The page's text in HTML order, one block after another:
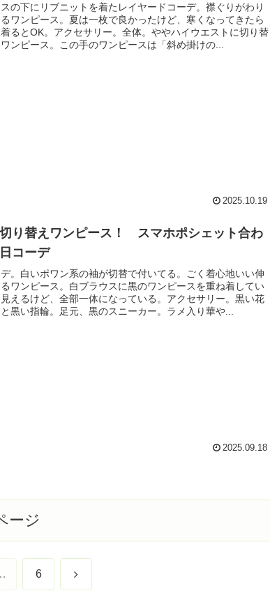
の下にリブニットを着たレイヤードコーデ。襟ぐりがわり
ワンピース。夏は一枚で良かったけど、寒くなってきたら
るとOK。アクセサリー。全体。ややハイウエストに切り替
ンピース。この手のワンピースは「斜め掛けの...
2025.10.19
り替えワンピース！ スマホポシェット合わ
コーデ
。白いポワン系の袖が切替で付いてる。ごく着心地いい伸
ワンピース。白ブラウスに黒のワンピースを重ね着してい
えるけど、全部一体になっている。アクセサリー。黒い花
黒い指輪。足元、黒のスニーカー。ラメ入り華や...
2025.09.18
ージ
6 次